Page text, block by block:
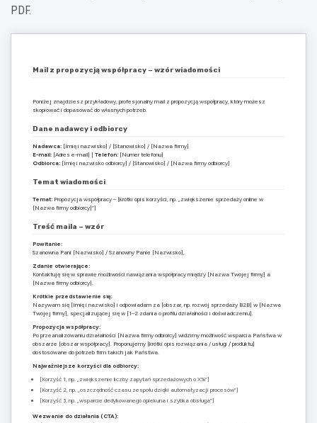
PDF.
Mail z propozycją współpracy – wzór wiadomości
Poniżej znajdziesz przykładowy, profesjonalny mail z propozycją współpracy, który możesz
skopiować i dopasować do własnych potrzeb.
Dane nadawcy i odbiorcy
Nadawca: [Imię i nazwisko] / [Stanowisko] / [Nazwa firmy]
E-mail: [Adres e-mail] | Telefon: [Numer telefonu]
Odbiorca: [Imię i nazwisko odbiorcy] / [Stanowisko] / [Nazwa firmy odbiorcy]
Temat wiadomości
Temat: Propozycja współpracy – [krótki opis korzyści, np. „zwiększenie sprzedaży online w
[Nazwa firmy odbiorcy]”]
Treść maila – wzór
Powitanie:
Szanowna Pani [Nazwisko] / Szanowny Panie [Nazwisko],
Zdanie otwierające:
Kontaktuję się w sprawie możliwości nawiązania współpracy między [Nazwa Twojej firmy] a
[Nazwa firmy odbiorcy].
Krótkie przedstawienie się:
Nazywam się [Imię i nazwisko] i odpowiadam za [obszar, np. rozwój sprzedaży B2B] w [Nazwa
Twojej firmy], specjalizującej się w [1–2 zdania o profilu działalności i doświadczeniu].
Propozycja współpracy:
Po przeanalizowaniu działalności [Nazwa firmy odbiorcy] widzimy możliwość wsparcia Państwa w
obszarze [obszar współpracy]. Proponujemy [krótki opis rozwiązania / usługi / produktu]
dostosowane do potrzeb firm takich jak Państwa.
Najważniejsze korzyści dla odbiorcy:
[Korzyść 1, np. „zwiększenie liczby zapytań sprzedażowych o X%”]
[Korzyść 2, np. „oszczędność czasu zespołu dzięki automatyzacji procesów”]
[Korzyść 3, np. „wsparcie dedykowanego opiekuna i szybka obsługa”]
Wezwanie do działania (CTA):